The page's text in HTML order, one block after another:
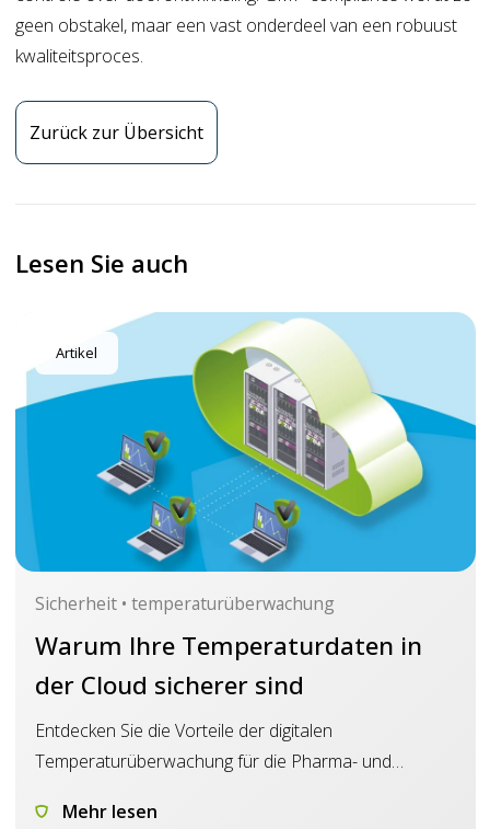
geen obstakel, maar een vast onderdeel van een robuust
kwaliteitsproces.
Zurück zur Übersicht
Lesen Sie auch
Artikel
Sicherheit • temperaturüberwachung
Warum Ihre Temperaturdaten in
der Cloud sicherer sind
Entdecken Sie die Vorteile der digitalen
Temperaturüberwachung für die Pharma- und
Mehr lesen